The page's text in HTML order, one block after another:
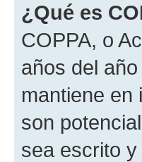
¿Qué es
COPPA, o
años del
mantiene en
son
sea escrito